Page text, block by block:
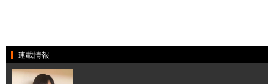
連載情報